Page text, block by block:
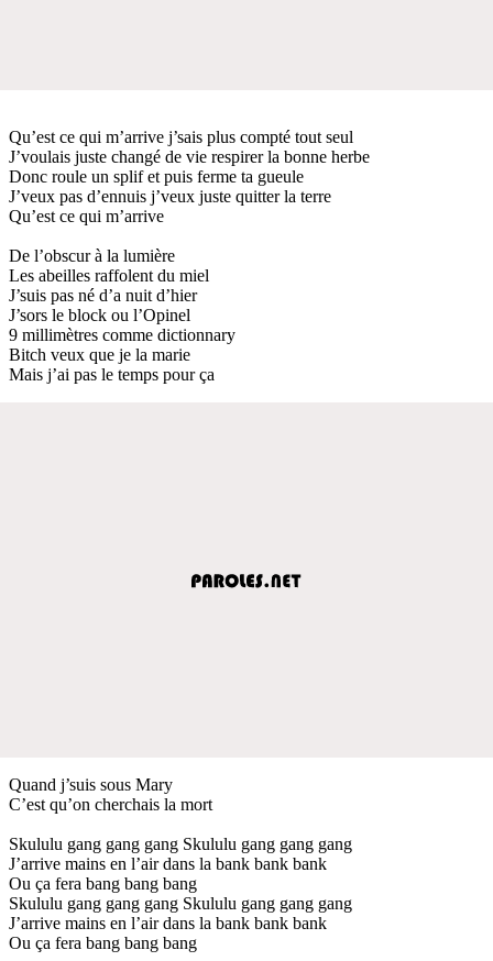
Qu’est ce qui m’arrive j’sais plus compté tout seul
J’voulais juste changé de vie respirer la bonne herbe
Donc roule un splif et puis ferme ta gueule
J’veux pas d’ennuis j’veux juste quitter la terre
Qu’est ce qui m’arrive
De l’obscur à la lumière
Les abeilles raffolent du miel
J’suis pas né d’a nuit d’hier
J’sors le block ou l’Opinel
9 millimètres comme dictionnary
Bitch veux que je la marie
Mais j’ai pas le temps pour ça
Quand j’suis sous Mary
C’est qu’on cherchais la mort
Skululu gang gang gang Skululu gang gang gang
J’arrive mains en l’air dans la bank bank bank
Ou ça fera bang bang bang
Skululu gang gang gang Skululu gang gang gang
J’arrive mains en l’air dans la bank bank bank
Ou ça fera bang bang bang